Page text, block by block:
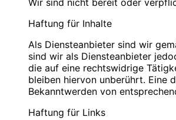
PLZ/Ort: 12529 Schönefeld
E-Mail: info@blauweb.de
Telefon: 03379 591001
Telefax: 03379 591 002
Mobil: 0176 277 50500
Umsatzsteuer-
DE 283623660
Inhaber: Christian Hinzmann
PLZ/Ort: 12529 Schönefeld
Mobil: 0176 277 50500
Cookies
Zur besseren Benutzerführung
Bestimmte Seiten sind ohne
Datenverarbeitung nach Art. 6
Wir sind nicht bereit oder
Haftung für Inhalte
Als Diensteanbieter sind wir
sind wir als Diensteanbieter
die auf eine rechtswidrige
bleiben hiervon unberührt. Eine
Bekanntwerden von
Haftung für Links